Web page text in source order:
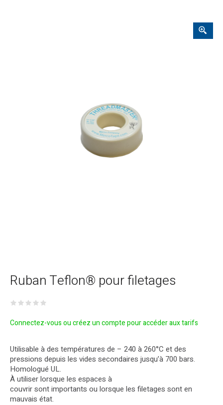
Ruban Teflon® pour filetages
Connectez-vous ou créez un compte pour accéder aux tarifs
Utilisable à des températures de – 240 à 260°C et des
pressions depuis les vides secondaires jusqu’à 700 bars.
Homologué UL.
À utiliser lorsque les espaces à
couvrir sont importants ou lorsque les filetages sont en
mauvais état.